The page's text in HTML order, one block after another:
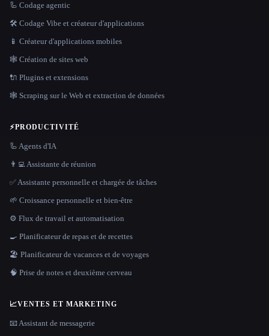
🦾 Codage agentic
🛠️ Codage Vibe et créateur d'applications
📱 Créateur d'applications mobiles
🕸 Création de sites web
🔌 Plugins et extensions
🕸️ Scraping sur le Web et extraction de données
⚡PRODUCTIVITÉ
🦾 Agents d'IA
👨‍💻 Assistante de réunion
✅ Assistante personnelle et chargée de tâches
🌱 Croissance personnelle et bien-être
⚙️ Flux de travail et automatisation
🍳 Planificateur de repas et de recettes
🏖 Planificateur de vacances et de voyages
🧠 Prise de notes et deuxième cerveau
📈VENTES ET MARKETING
📧 Assistant de messagerie